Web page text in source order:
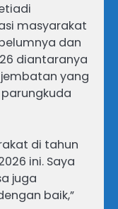
masyarakat
dan
diantaranya
jembatan yang
di tahun
ini. Saya
juga
baik,”